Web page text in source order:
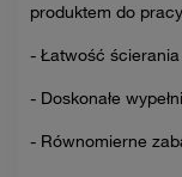
produktem do
- Łatwość ścierania
- Doskonałe
- Równomierne